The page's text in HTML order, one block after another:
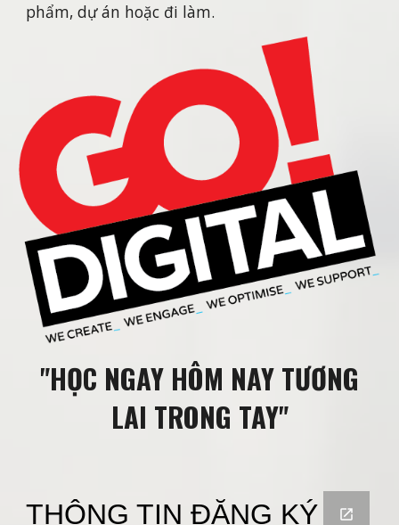
phẩm, dự án hoặc đi làm.
"HỌC NGAY HÔM NAY TƯƠNG
LAI TRONG TAY"